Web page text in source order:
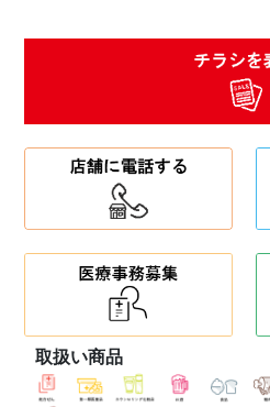
取扱い商品